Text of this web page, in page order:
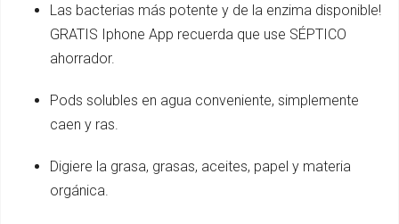
Las bacterias más potente y de la enzima disponible!
GRATIS Iphone App recuerda que use SÉPTICO
ahorrador.
Pods solubles en agua conveniente, simplemente
caen y ras.
Digiere la grasa, grasas, aceites, papel y materia
orgánica.